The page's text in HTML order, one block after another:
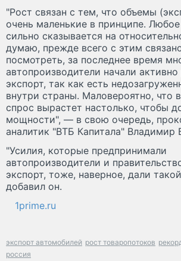
"Рост связан с тем, что объемы
очень маленькие в принципе.
сильно сказывается на
думаю, прежде всего с этим
посмотреть, за последнее время
автопроизводители начали активно
экспорт, так как есть
внутри страны. Маловероятно, что
спрос вырастет настолько, чтобы
мощности", — в свою очередь,
аналитик "ВТБ Капитала" Владимир
"Усилия, которые предпринимали
автопроизводители и
экспорт, тоже, наверное, дали
добавил он.
1prime.ru
экспорт автомобилей рост товаропотоков
россия